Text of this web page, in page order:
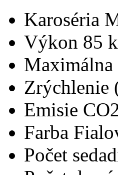
Karoséria
Výkon 85
Zrýchlenie
Emisie
Farba
Počet